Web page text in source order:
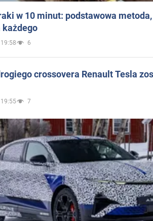
w 10 minut: podstawowa
każdego
6
crossovera Renault Tesla
7